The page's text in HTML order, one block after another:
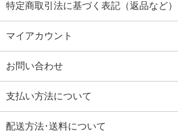
特定商取引法に基づく表記（返品など）
マイアカウント
お問い合わせ
支払い方法について
配送方法･送料について